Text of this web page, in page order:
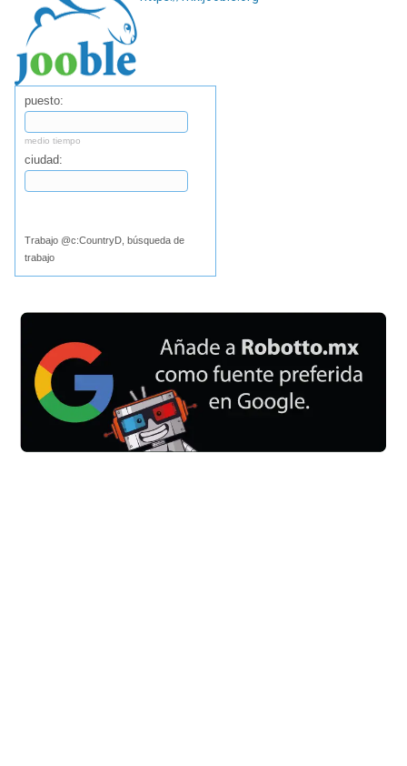
puesto:
medio tiempo
ciudad:
Trabajo @c:CountryD, búsqueda de
trabajo